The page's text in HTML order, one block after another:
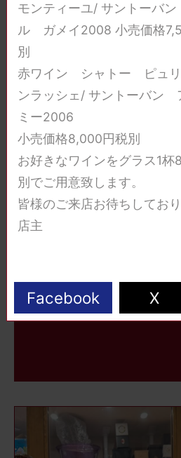
2026年夏アフターヌ
楽しみましょう。
モンティーユ/ サントーバ
ル ガメイ2008 小売価格
別
赤ワイン シャトー ピュリ
ンラッシェ/ サントーバン
ミー2006
小売価格8,000円税別
お好きなワインをグラス1杯
別でご用意致します。
皆様のご来店お待ちしており
店主